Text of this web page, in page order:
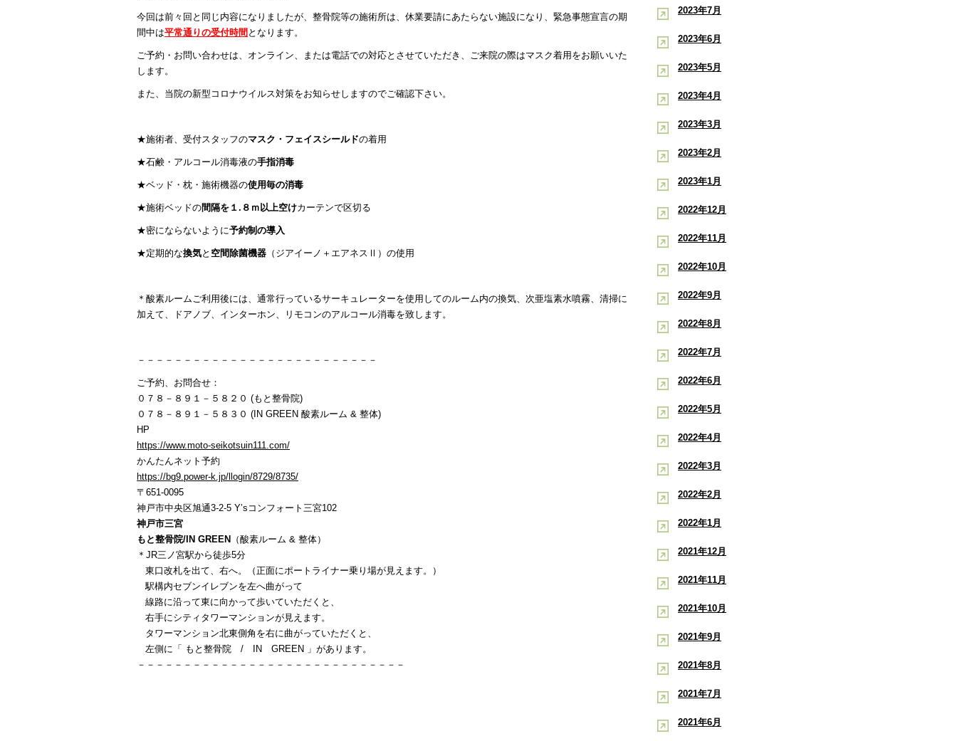
今回は前々回と同じ内容になりましたが、整骨院等の施術所は、休業要請にあたらない施設になり、緊急事態宣言の期
間中は平常通りの受付時間 となります。
ご予約・お問い合わせは、オンライン、または電話での対応とさせていただき、ご来院の際はマスク着用をお願いいた
します。
また、当院の新型コロナウイルス対策をお知らせしますのでご確認下さい。
★施術者、受付スタッフのマスク・フェイスシールドの着用
★石鹸・アルコール消毒液の手指消毒
★ベッド・枕・施術機器の使用毎の消毒
★施術ベッドの間隔を１.８ｍ以上空けカーテンで区切る
★密にならないように予約制の導入
★定期的な換気と 空間除菌機器 （ジアイーノ＋エアネスⅡ）の使用
＊酸素ルームご利用後には、通常行っているサーキュレーターを使用してのルーム内の換気、次亜塩素水噴霧、清掃に
加えて、ドアノブ、インターホン、リモコンのアルコール消毒を致します。
－－－－－－－－－－－－－－－－－－－－－－－－－－
ご予約、お問合せ：
０７８－８９１－５８２０ (もと整骨院)
０７８－８９１－５８３０ (IN GREEN 酸素ルーム & 整体)
HP
https://www.moto-seikotsuin111.com/
かんたんネット予約
https://bg9.power-k.jp/llogin/8729/8735/
〒651-0095
神戸市中央区旭通3-2-5 Y’sコンフォート三宮102
神戸市三宮
もと整骨院/IN GREEN
（酸素ルーム & 整体）
＊JR三ノ宮駅から徒歩5分
東口改札を出て、右へ。（正面にポートライナー乗り場が見えます。）
駅構内セブンイレブンを左へ曲がって
線路に沿って東に向かって歩いていただくと、
右手にシティタワーマンションが見えます。
タワーマンション北東側角を右に曲がっていただくと、
左側に「 もと整骨院 / IN GREEN 」があります。
－－－－－－－－－－－－－－－－－－－－－－－－－－－－－
2023年7月
2023年6月
2023年5月
2023年4月
2023年3月
2023年2月
2023年1月
2022年12月
2022年11月
2022年10月
2022年9月
2022年8月
2022年7月
2022年6月
2022年5月
2022年4月
2022年3月
2022年2月
2022年1月
2021年12月
2021年11月
2021年10月
2021年9月
2021年8月
2021年7月
2021年6月